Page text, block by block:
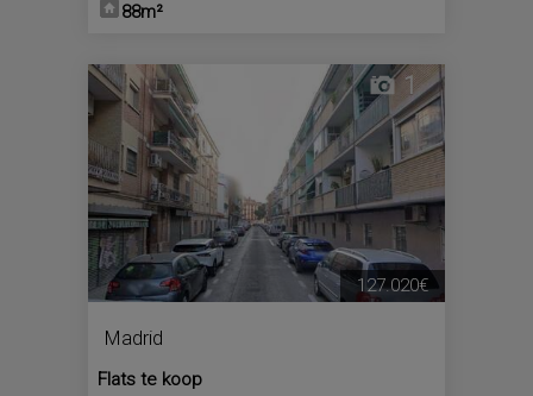
88m²
1
Madrid
Flats te koop
127.020€